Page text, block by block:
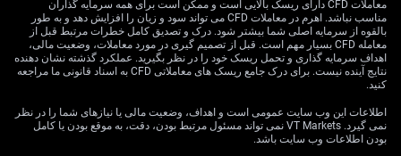
اکنون عدم‌قطعیت به تم غالب تبدیل شده؛ بنابراین باید انتظار
نوسان بالاتر را داشته باشیم. داده‌های اخیر نشان می‌دهد
۱۵۰۰ واحد پایه افزایش یافته‌اند که بازتاب‌دهنده این ریسک
تشدیدشده است. در چنین محیطی، استراتژی‌هایی که از
معاملات CFD دارای ریسک بالایی است و ممکن است برای همه سرمایه گذاران
مناسب نباشد. اهرم در معاملات CFD می تواند سود و زیان را افزایش دهد و به طور
بالقوه از سرمایه اصلی شما بیشتر شود. درک و تصدیق کامل خطرات مرتبط قبل از
معامله CFD بسیار مهم است. قبل از تصمیم گیری در مورد معاملات، وضعیت مالی،
اهداف سرمایه گذاری و تحمل ریسک خود را در نظر بگیرید. عملکرد گذشته نشان دهنده
نتایج آینده نیست. برای درک جامع ریسک های معاملاتی CFD به اسناد قانونی ما مراجعه
کنید.
اطلاعات این وب سایت عمومی است و اهداف، وضعیت مالی یا نیازهای شما را در نظر
نمی گیرد. VT Markets نمی تواند مسئول مرتبط بودن، دقت، به موقع بودن یا کامل
بودن اطلاعات وب سایت باشد.